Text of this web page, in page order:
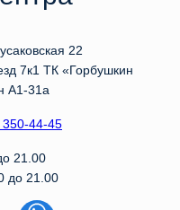
22
7к1 ТК «Горбушкин
А1-31а
44-45
21.00
до 21.00